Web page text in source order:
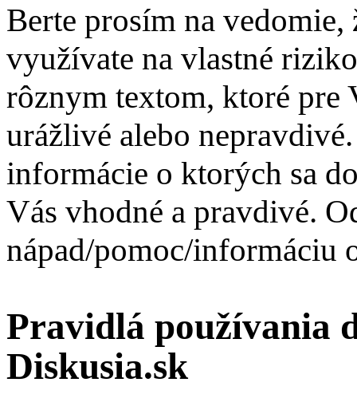
Berte prosím na
využívate na vlastné
rôznym textom, ktoré pre
urážlivé alebo
informácie o ktorých sa
Vás vhodné a pravdivé.
nápad/pomoc/informáciu
Pravidlá používania
Diskusia.sk